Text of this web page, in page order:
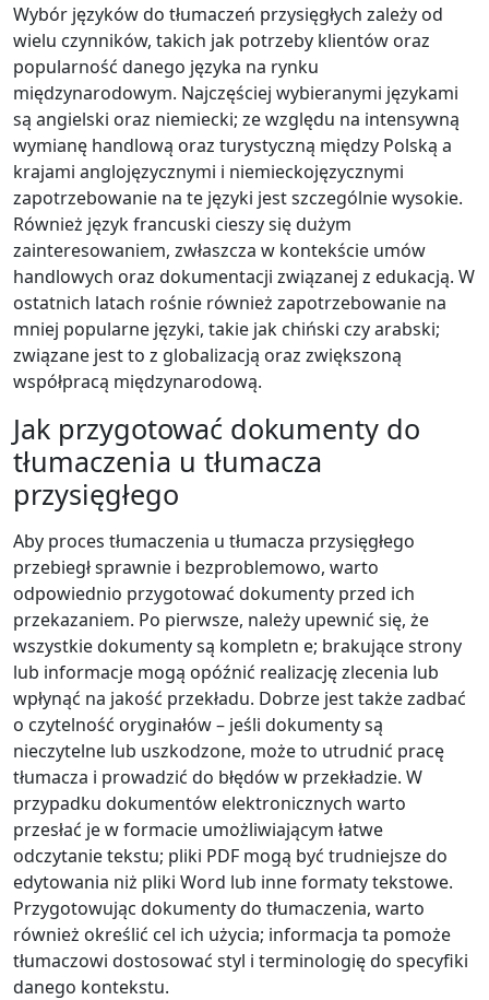
Wybór języków do tłumaczeń przysięgłych zależy od
wielu czynników, takich jak potrzeby klientów oraz
popularność danego języka na rynku
międzynarodowym. Najczęściej wybieranymi językami
są angielski oraz niemiecki; ze względu na intensywną
wymianę handlową oraz turystyczną między Polską a
krajami anglojęzycznymi i niemieckojęzycznymi
zapotrzebowanie na te języki jest szczególnie wysokie.
Również język francuski cieszy się dużym
zainteresowaniem, zwłaszcza w kontekście umów
handlowych oraz dokumentacji związanej z edukacją. W
ostatnich latach rośnie również zapotrzebowanie na
mniej popularne języki, takie jak chiński czy arabski;
związane jest to z globalizacją oraz zwiększoną
współpracą międzynarodową.
Jak przygotować dokumenty do
tłumaczenia u tłumacza
przysięgłego
Aby proces tłumaczenia u tłumacza przysięgłego
przebiegł sprawnie i bezproblemowo, warto
odpowiednio przygotować dokumenty przed ich
przekazaniem. Po pierwsze, należy upewnić się, że
wszystkie dokumenty są kompletn e; brakujące strony
lub informacje mogą opóźnić realizację zlecenia lub
wpłynąć na jakość przekładu. Dobrze jest także zadbać
o czytelność oryginałów – jeśli dokumenty są
nieczytelne lub uszkodzone, może to utrudnić pracę
tłumacza i prowadzić do błędów w przekładzie. W
przypadku dokumentów elektronicznych warto
przesłać je w formacie umożliwiającym łatwe
odczytanie tekstu; pliki PDF mogą być trudniejsze do
edytowania niż pliki Word lub inne formaty tekstowe.
Przygotowując dokumenty do tłumaczenia, warto
również określić cel ich użycia; informacja ta pomoże
tłumaczowi dostosować styl i terminologię do specyfiki
danego kontekstu.